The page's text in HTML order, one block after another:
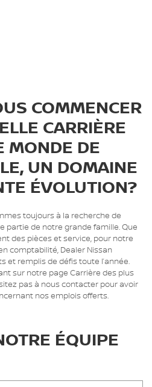
COMMENCER
CARRIÈRE
MONDE DE
UN DOMAINE
ÉVOLUTION?
toujours à la recherche de
partie de notre grande famille. Que
des pièces et service, pour notre
comptabilité, Dealer Nissan
et remplis de défis toute l’année.
sur notre page Carrière des plus
pas à nous contacter pour avoir
nos emplois offerts.
ÉQUIPE